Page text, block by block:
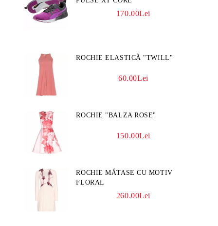
170.00Lei
ROCHIE ELASTICĂ "TWILL"
60.00Lei
ROCHIE "BALZA ROSE"
150.00Lei
ROCHIE MĂTASE CU MOTIV
FLORAL
260.00Lei